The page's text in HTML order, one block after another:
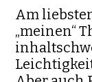
Am
„meinen“